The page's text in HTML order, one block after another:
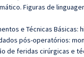
Figuras de
e Técnicas Básicas:
pós-operatórios:
de feridas cirúrgicas e